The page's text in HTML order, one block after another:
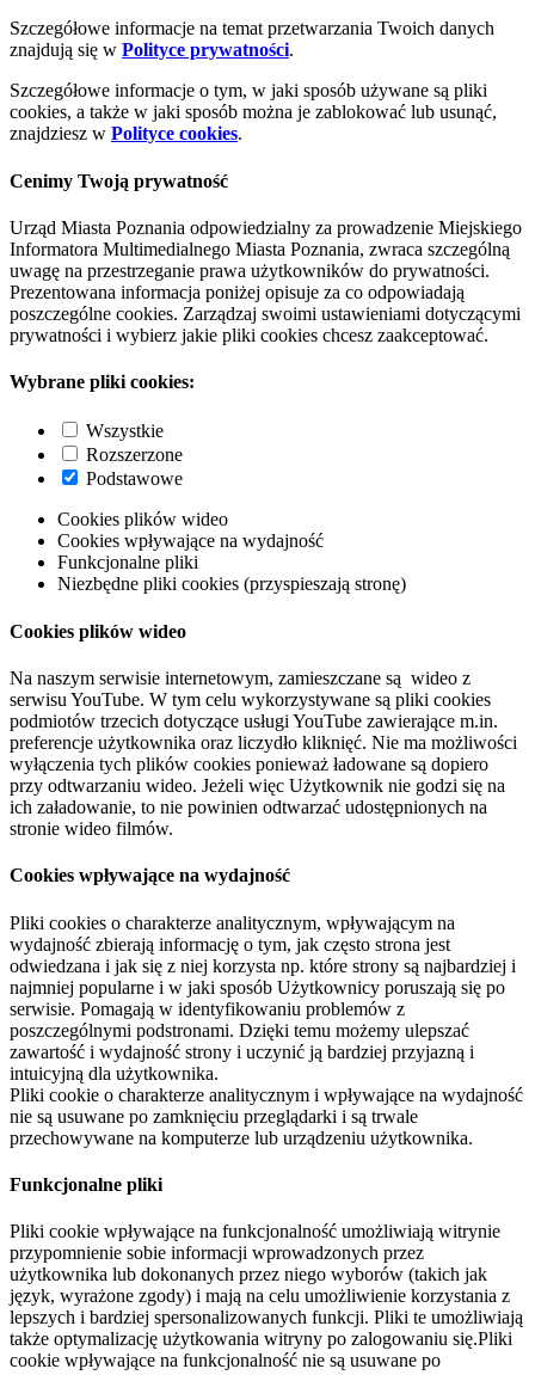
Szczegółowe informacje na temat przetwarzania Twoich danych
znajdują się w Polityce prywatności.
Szczegółowe informacje o tym, w jaki sposób używane są pliki
cookies, a także w jaki sposób można je zablokować lub usunąć,
znajdziesz w Polityce cookies.
Cenimy Twoją prywatność
Urząd Miasta Poznania odpowiedzialny za prowadzenie Miejskiego
Informatora Multimedialnego Miasta Poznania, zwraca szczególną
uwagę na przestrzeganie prawa użytkowników do prywatności.
Prezentowana informacja poniżej opisuje za co odpowiadają
poszczególne cookies. Zarządzaj swoimi ustawieniami dotyczącymi
prywatności i wybierz jakie pliki cookies chcesz zaakceptować.
Wybrane pliki cookies:
Wszystkie
Rozszerzone
Podstawowe
Cookies plików wideo
Cookies wpływające na wydajność
Funkcjonalne pliki
Niezbędne pliki cookies (przyspieszają stronę)
Cookies plików wideo
Na naszym serwisie internetowym, zamieszczane są wideo z
serwisu YouTube. W tym celu wykorzystywane są pliki cookies
podmiotów trzecich dotyczące usługi YouTube zawierające m.in.
preferencje użytkownika oraz liczydło kliknięć. Nie ma możliwości
wyłączenia tych plików cookies ponieważ ładowane są dopiero
przy odtwarzaniu wideo. Jeżeli więc Użytkownik nie godzi się na
ich załadowanie, to nie powinien odtwarzać udostępnionych na
stronie wideo filmów.
Cookies wpływające na wydajność
Pliki cookies o charakterze analitycznym, wpływającym na
wydajność zbierają informację o tym, jak często strona jest
odwiedzana i jak się z niej korzysta np. które strony są najbardziej i
najmniej popularne i w jaki sposób Użytkownicy poruszają się po
serwisie. Pomagają w identyfikowaniu problemów z
poszczególnymi podstronami. Dzięki temu możemy ulepszać
zawartość i wydajność strony i uczynić ją bardziej przyjazną i
intuicyjną dla użytkownika.
Pliki cookie o charakterze analitycznym i wpływające na wydajność
nie są usuwane po zamknięciu przeglądarki i są trwale
przechowywane na komputerze lub urządzeniu użytkownika.
Funkcjonalne pliki
Pliki cookie wpływające na funkcjonalność umożliwiają witrynie
przypomnienie sobie informacji wprowadzonych przez
użytkownika lub dokonanych przez niego wyborów (takich jak
język, wyrażone zgody) i mają na celu umożliwienie korzystania z
lepszych i bardziej spersonalizowanych funkcji. Pliki te umożliwiają
także optymalizację użytkowania witryny po zalogowaniu się.Pliki
cookie wpływające na funkcjonalność nie są usuwane po